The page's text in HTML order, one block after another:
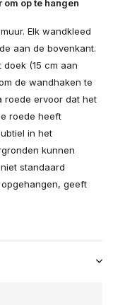
op te hangen
Elk wandkleed
aan de bovenkant.
(15 cm aan
de wandhaken te
roede ervoor dat het
roede heeft
in het
kunnen
standaard
geeft